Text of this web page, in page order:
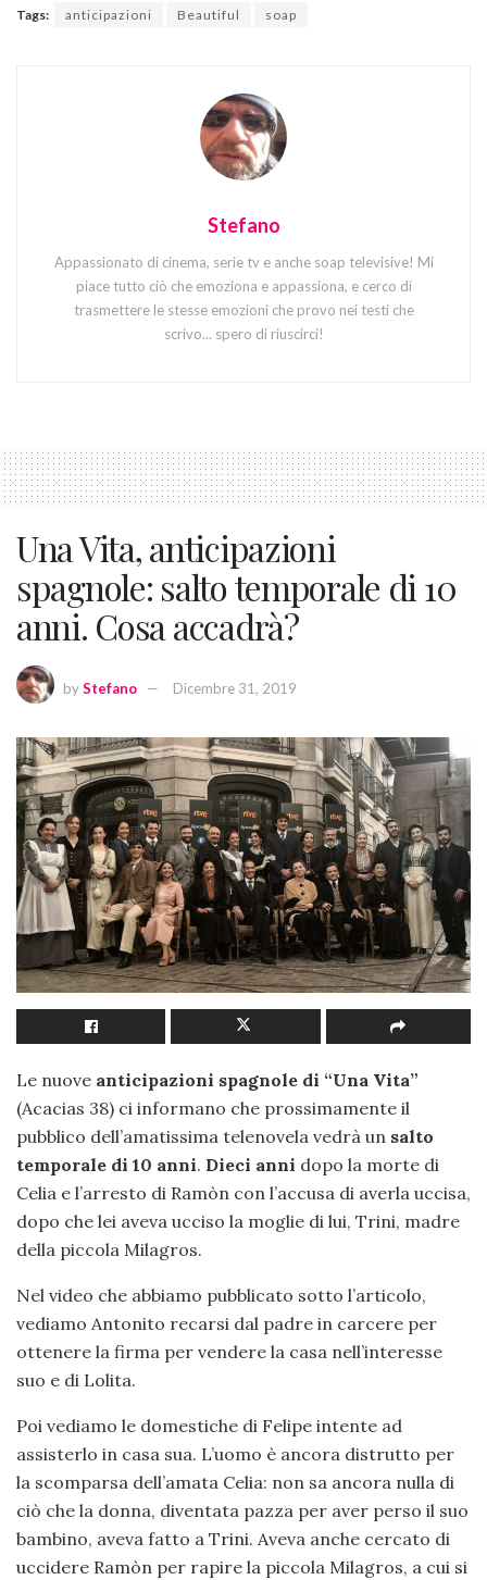
Tags: anticipazioni Beautiful soap
Stefano
Appassionato di cinema, serie tv e anche soap televisive! Mi
piace tutto ciò che emoziona e appassiona, e cerco di
trasmettere le stesse emozioni che provo nei testi che
scrivo... spero di riuscirci!
Una Vita, anticipazioni
spagnole: salto temporale di 10
anni. Cosa accadrà?
byStefano Dicembre 31, 2019
Le nuove anticipazioni spagnole di “Una Vita”
(Acacias 38) ci informano che prossimamente il
pubblico dell’amatissima telenovela vedrà un salto
temporale di 10 anni. Dieci anni dopo la morte di
Celia e l’arresto di Ramòn con l’accusa di averla uccisa,
dopo che lei aveva ucciso la moglie di lui, Trini, madre
della piccola Milagros.
Nel video che abbiamo pubblicato sotto l’articolo,
vediamo Antonito recarsi dal padre in carcere per
ottenere la firma per vendere la casa nell’interesse
suo e di Lolita.
Poi vediamo le domestiche di Felipe intente ad
assisterlo in casa sua. L’uomo è ancora distrutto per
la scomparsa dell’amata Celia: non sa ancora nulla di
ciò che la donna, diventata pazza per aver perso il suo
bambino, aveva fatto a Trini. Aveva anche cercato di
uccidere Ramòn per rapire la piccola Milagros, a cui si